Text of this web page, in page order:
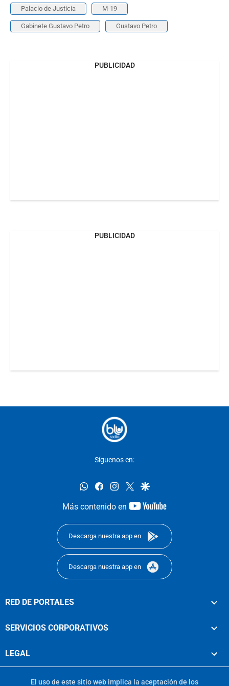
Palacio de Justicia M-19
Gabinete Gustavo Petro Gustavo Petro
PUBLICIDAD
PUBLICIDAD
Síguenos en:
whatsappfacebookinstagram
twittergoogle
Más contenido en
youtube-
Descarga nuestra app en
Descarga nuestra app en
RED DE PORTALES
SERVICIOS CORPORATIVOS
LEGAL
El uso de este sitio web implica la aceptación de los